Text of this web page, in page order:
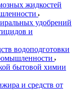
жидкостей
удобрений
и
водоподготовки
бытовой химии
и средств от